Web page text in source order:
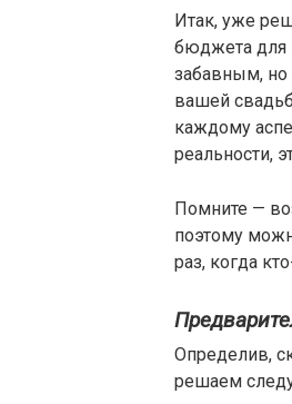
Итак, уже
бюджета для
забавным, но
вашей
каждому
реальности,
Помните —
поэтому
раз, когда
Определив,
решаем